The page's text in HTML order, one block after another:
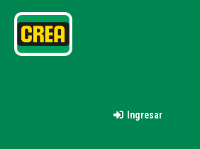
Ingresar